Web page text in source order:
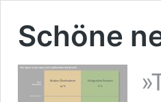
Schöne